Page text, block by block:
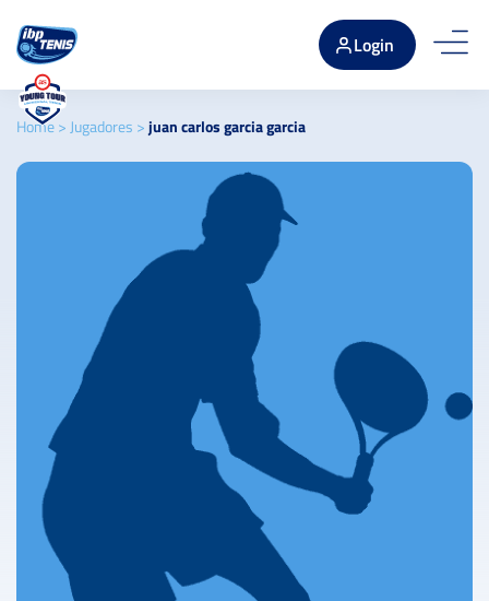
Login
Home> Jugadores >juan carlos garcia garcia